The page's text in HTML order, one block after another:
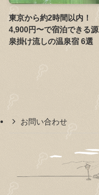
東京から約2時間以内！
4,900円〜で宿泊できる源
泉掛け流しの温泉宿 6選
お問い合わせ